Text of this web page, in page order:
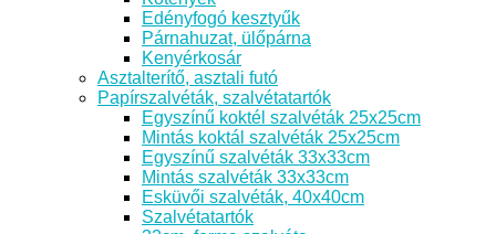
Edényfogó kesztyűk
Párnahuzat, ülőpárna
Kenyérkosár
Asztalterítő, asztali futó
Papírszalvéták, szalvétatartók
Egyszínű koktél szalvéták 25x25cm
Mintás koktál szalvéták 25x25cm
Egyszínű szalvéták 33x33cm
Mintás szalvéták 33x33cm
Esküvői szalvéták, 40x40cm
Szalvétatartók